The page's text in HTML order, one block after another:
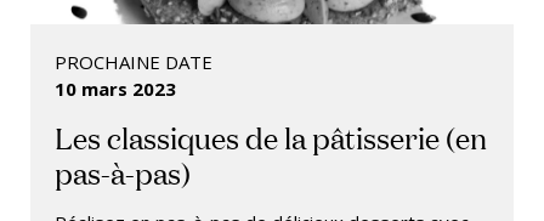
PROCHAINE DATE
10 mars 2023
Les classiques de la pâtisserie (en
pas-à-pas)